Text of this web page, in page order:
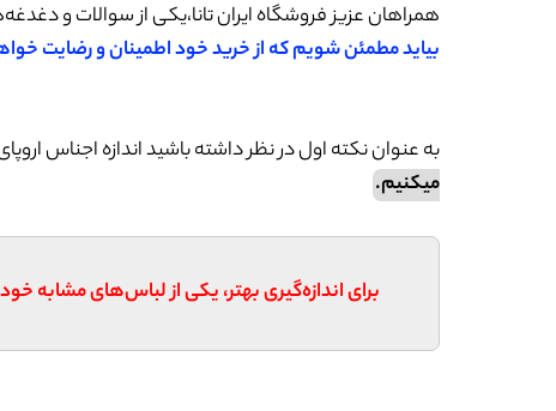
همراهان عزیز فروشگاه ایران تانا،یکی از سوالات و
بیاید مطمئن شویم که از خرید خود اطمینان و رضایت
به عنوان نکته اول در نظر داشته باشید اندازه اجناس
میکنیم.
برای اندازه‌گیری بهتر، یکی از لباس‌های مشابه